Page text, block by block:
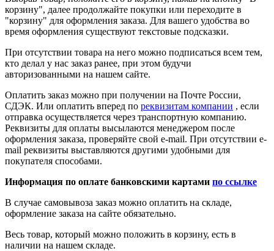
корзину", далее продолжайте покупки или переходите в
"корзину" для оформления заказа. Для вашего удобства во
время оформления существуют текстовые подсказки.
При отсутствии товара на него можно подписаться всем тем,
кто делал у нас заказ ранее, при этом будучи
авторизованными на нашем сайте.
Оплатить заказ можно при получении на Почте России,
СДЭК. Или оплатить вперед по реквизитам компании , если
отправка осуществляется через транспортную компанию.
Реквизиты для оплаты высылаются менеджером после
оформления заказа, проверяйте свой e-mail. При отсутствии e-
mail реквизиты выставляются другими удобными для
покупателя способами.
Информация по оплате банковскими картами по ссылке
В случае самовывоза заказ можно оплатить на складе,
оформление заказа на сайте обязательно.
Весь товар, который можно положить в корзину, есть в
наличии на нашем складе.